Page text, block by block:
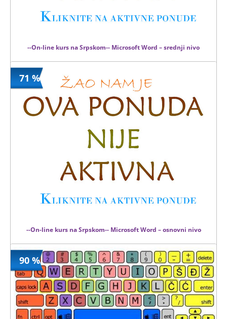
--On-line kurs na Srpskom-- Microsoft Word – srednji nivo
Kupljeno
1999 din
71 %
--On-line kurs na Srpskom-- Microsoft Word – osnovni nivo
Kupljeno
5 kom.
1999 din
7000 din
90 %